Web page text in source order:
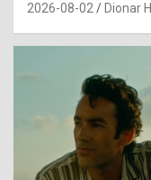
2026-08-02 Dionar